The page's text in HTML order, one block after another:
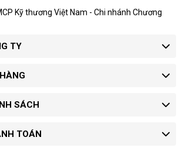
Kỹ thương Việt Nam - Chi nhánh Chương
TY
SÁCH
TOÁN